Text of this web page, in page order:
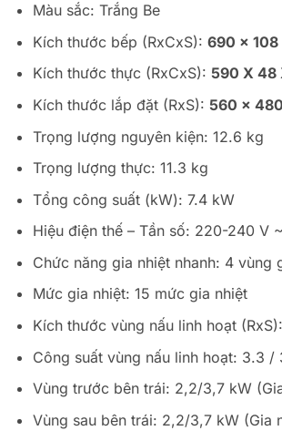
Màu sắc: Trắng Be
Kích thước bếp (RxCxS): 690 x
Kích thước thực (RxCxS): 590 X 48
Kích thước lắp đặt (RxS): 560 x
Trọng lượng nguyên kiện: 12.6 kg
Trọng lượng thực: 11.3 kg
Tổng công suất (kW): 7.4 kW
Hiệu điện thế – Tần số: 220-240 V
Chức năng gia nhiệt nhanh: 4 vùng
Mức gia nhiệt: 15 mức gia nhiệt
Kích thước vùng nấu linh hoạt
Công suất vùng nấu linh hoạt: 3.3 /
Vùng trước bên trái: 2,2/3,7 kW
Vùng sau bên trái: 2,2/3,7 kW (Gia